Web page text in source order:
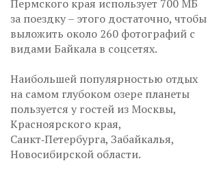
Пермского края использует 700 МБ
за поездку – этого достаточно, чтобы
выложить около 260 фотографий с
видами Байкала в соцсетях.
Наибольшей популярностью отдых
на самом глубоком озере планеты
пользуется у гостей из Москвы,
Красноярского края,
Санкт‑Петербурга, Забайкалья,
Новосибирской области.